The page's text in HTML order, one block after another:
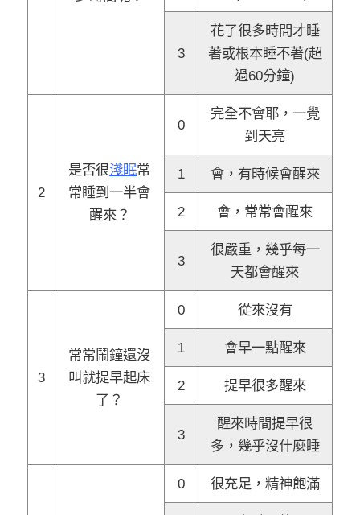
3
花了很多時間才睡
著或根本睡不著(超
過60分鐘)
2
是否很淺眠常
常睡到一半會
醒來？
0
完全不會耶，一覺
到天亮
1 會，有時候會醒來
2 會，常常會醒來
3
很嚴重，幾乎每一
天都會醒來
3
常常鬧鐘還沒
叫就提早起床
了？
0 從來沒有
1 會早一點醒來
2 提早很多醒來
3
醒來時間提早很
多，幾乎沒什麼睡
0 很充足，精神飽滿